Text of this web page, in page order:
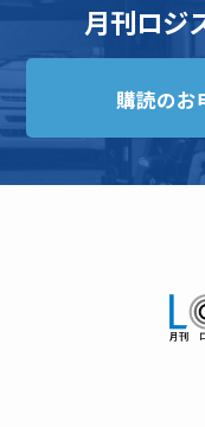
月刊ロジ
購読のお